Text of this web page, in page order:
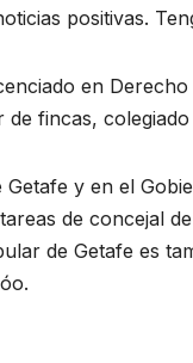
positivas.
en
fincas,
y en el
de concejal
de Getafe es